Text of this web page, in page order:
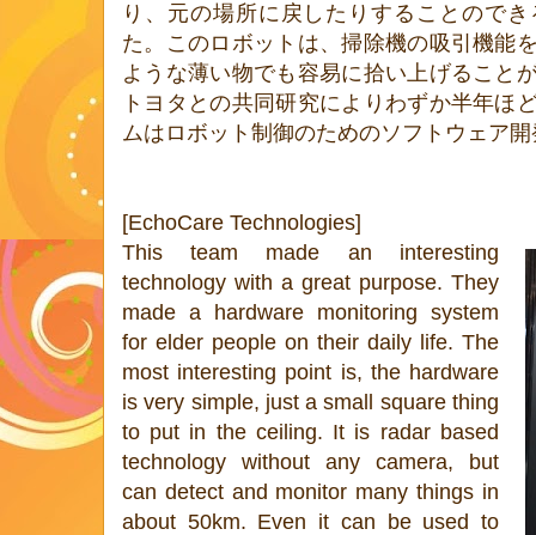
り、元の場所に戻したりすることので
た。このロボットは、掃除機の吸引機能
ような薄い物でも容易に拾い上げること
トヨタとの共同研究によりわずか半年ほ
ムはロボット制御のためのソフトウェア
[EchoCare Technologies]
This team made an interesting
technology with a great purpose. They
made a hardware monitoring system
for elder people on their daily life. The
most interesting point is, the hardware
is very simple, just a small square thing
to put in the ceiling. It is radar based
technology without any camera, but
can detect and monitor many things in
about 50km. Even it can be used to